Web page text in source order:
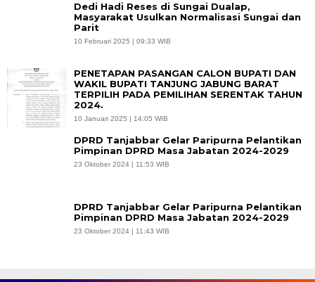
Dedi Hadi Reses di Sungai Dualap,
Masyarakat Usulkan Normalisasi Sungai dan
Parit
10 Februari 2025 | 09:33 WIB
PENETAPAN PASANGAN CALON BUPATI DAN
WAKIL BUPATI TANJUNG JABUNG BARAT
TERPILIH PADA PEMILIHAN SERENTAK TAHUN
2024.
10 Januari 2025 | 14:05 WIB
DPRD Tanjabbar Gelar Paripurna Pelantikan
Pimpinan DPRD Masa Jabatan 2024-2029
23 Oktober 2024 | 11:53 WIB
DPRD Tanjabbar Gelar Paripurna Pelantikan
Pimpinan DPRD Masa Jabatan 2024-2029
23 Oktober 2024 | 11:43 WIB